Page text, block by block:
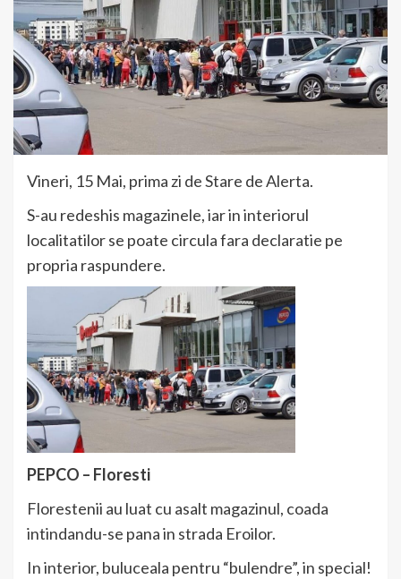
Vineri, 15 Mai, prima zi de Stare de Alerta.
S-au redeshis magazinele, iar in interiorul
localitatilor se poate circula fara declaratie pe
propria raspundere.
PEPCO – Floresti
Florestenii au luat cu asalt magazinul, coada
intindandu-se pana in strada Eroilor.
In interior, buluceala pentru “bulendre”, in special!